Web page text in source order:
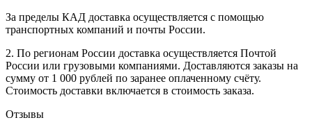
За пределы КАД доставка осуществляется с помощью
транспортных компаний и почты России.
2. По регионам России доставка осуществляется Почтой
России или грузовыми компаниями. Доставляются заказы на
сумму от 1 000 рублей по заранее оплаченному счёту.
Стоимость доставки включается в стоимость заказа.
Отзывы